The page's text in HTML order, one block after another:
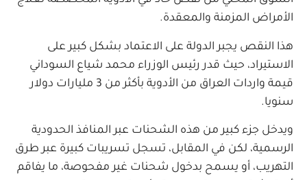
الأمراض المزمنة والمعقدة.
هذا النقص يجبر الدولة على الاعتماد بشكل كبير على
الاستيراد، حيث قدر رئيس الوزراء محمد شياع السوداني
قيمة واردات العراق من الأدوية بأكثر من 3 مليارات دولار
سنويا.
ويدخل جزء كبير من هذه الشحنات عبر المنافذ الحدودية
الرسمية، لكن في المقابل، تسجل تسريبات كبيرة عبر طرق
التهريب، أو يسمح بدخول شحنات غير مفحوصة، ما يفاقم